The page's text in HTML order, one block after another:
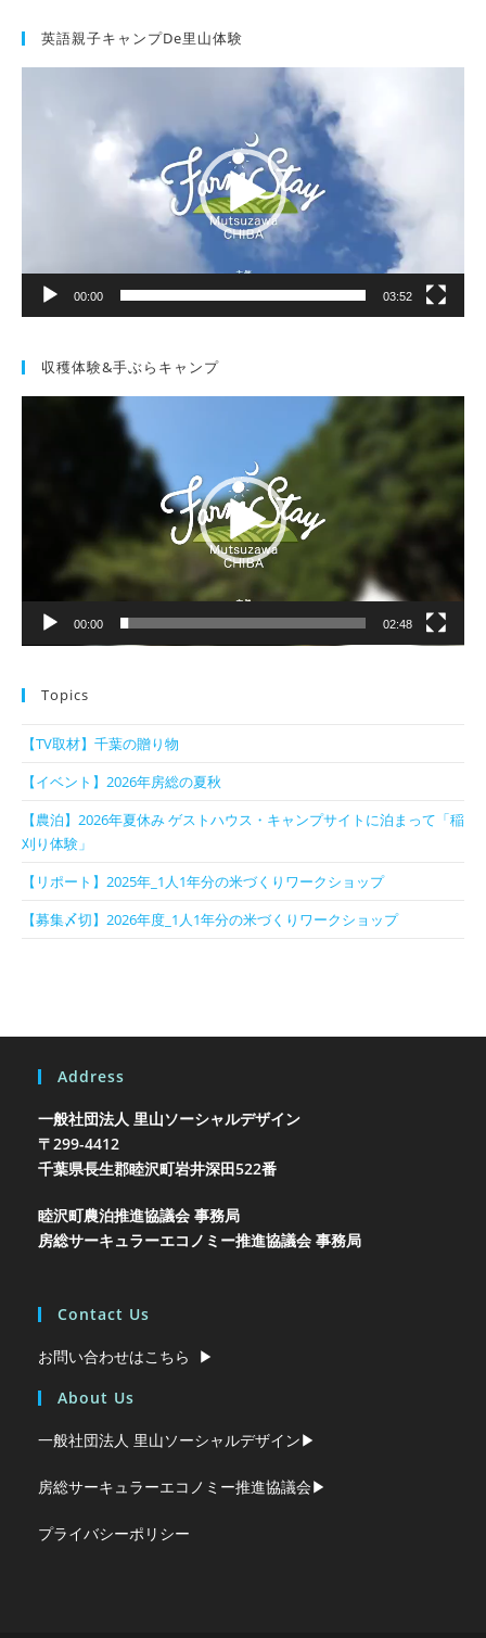
英語親子キャンプde里山体験
00:00 03:52
収穫体験&手ぶらキャンプ
00:00 02:48
Topics
【TV取材】千葉の贈り物
【イベント】2026年房総の夏秋
【農泊】2026年夏休み ゲストハウス・キャンプサイトに泊まって「稲
刈り体験」
【リポート】2025年_1人1年分の米づくりワークショップ
【募集〆切】2026年度_1人1年分の米づくりワークショップ
Address
一般社団法人 里山ソーシャルデザイン
〒299-4412
千葉県長生郡睦沢町岩井深田522番
睦沢町農泊推進協議会 事務局
房総サーキュラーエコノミー推進協議会 事務局
Contact Us
お問い合わせはこちら ▶︎
About Us
一般社団法人 里山ソーシャルデザイン▶︎
房総サーキュラーエコノミー推進協議会▶︎
プライバシーポリシー